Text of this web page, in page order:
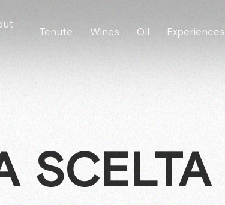
Tenute Wines Oil Experiences
SCELTA